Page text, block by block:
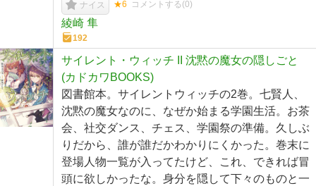
ナイス ★6 コメントする(0)
綾崎 隼
192
サイレント・ウィッチ II 沈黙の魔女の隠しごと
(カドカワBOOKS)
図書館本。サイレントウィッチの2巻。七賢人、
沈黙の魔女なのに、なぜか始まる学園生活。お茶
会、社交ダンス、チェス、学園祭の準備。久しぶ
りだから、誰が誰だかわかりにくかった。巻末に
登場人物一覧が入ってたけど、これ、できれば冒
頭に欲しかったな。身分を隠して下々のものと一